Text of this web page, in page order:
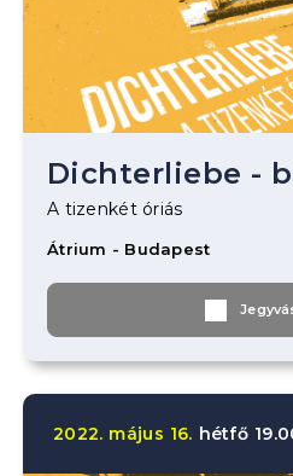
Dichterliebe -
A tizenkét óriás
Átrium - Budapest
2022. május 16. hétfő